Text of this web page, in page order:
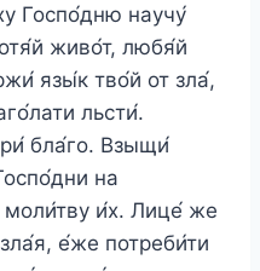
Госпо́дню научу́
живо́т, любя́й
язы́к тво́й от зла́,
льсти́.
бла́го. Взыщи́
на
и́х. Лице́ же
е́же потреби́ти